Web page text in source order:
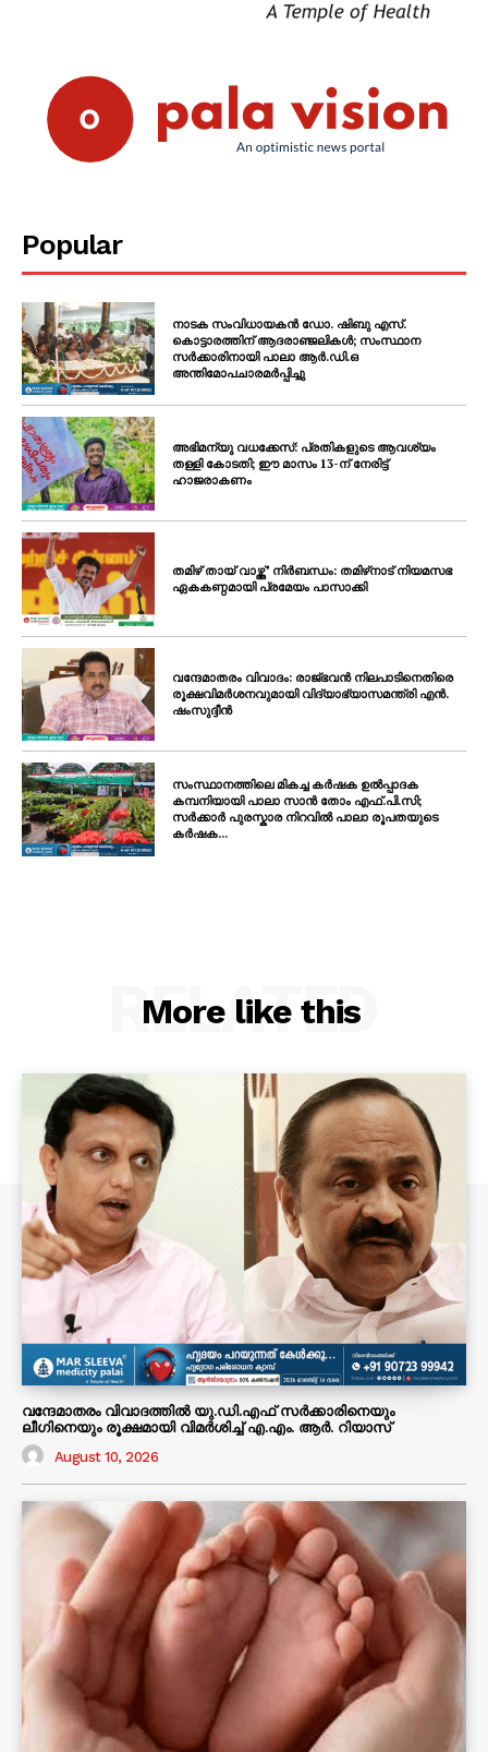
Popular
നാടക സംവിധായകൻ ഡോ. ഷിബു എസ്.
കൊട്ടാരത്തിന് ആദരാഞ്ജലികൾ; സംസ്ഥാന
സർക്കാരിനായി പാലാ ആർ.ഡി.ഒ
അന്തിമോപചാരമർപ്പിച്ചു
അഭിമന്യു വധക്കേസ്: പ്രതികളുടെ ആവശ്യം
തള്ളി കോടതി; ഈ മാസം 13-ന് നേരിട്ട്
ഹാജരാകണം
തമിഴ് തായ് വാഴ്ത്ത്’ നിർബന്ധം: തമിഴ്‌നാട് നിയമസഭ
ഏകകണ്ഠമായി പ്രമേയം പാസാക്കി
വന്ദേമാതരം വിവാദം: രാജ്ഭവൻ നിലപാടിനെതിരെ
രൂക്ഷവിമർശനവുമായി വിദ്യാഭ്യാസമന്ത്രി എൻ.
ഷംസുദ്ദീൻ
സംസ്ഥാനത്തിലെ മികച്ച കർഷക ഉൽപ്പാദക
കമ്പനിയായി പാലാ സാൻ തോം എഫ്.പി.സി;
സർക്കാർ പുരസ്കാര നിറവിൽ പാലാ രൂപതയുടെ
കർഷക...
More like this
RELATED
വന്ദേമാതരം വിവാദത്തിൽ യു.ഡി.എഫ് സർക്കാരിനെയും
ലീഗിനെയും രൂക്ഷമായി വിമർശിച്ച് എ.എം. ആർ. റിയാസ്
August 10, 2026